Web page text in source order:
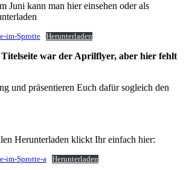
Juni kann man hier einsehen oder als
im-Sprotte Herunterladen
Titelseite war der Aprilflyer, aber hier fehlt
und präsentieren Euch dafür sogleich den
Herunterladen klickt Ihr einfach hier:
im-Sprotte-a Herunterladen